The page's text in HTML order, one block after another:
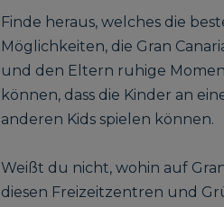
Finde heraus, welches die
Möglichkeiten, die Gran
und den Eltern ruhige
können, dass die Kinder an
anderen Kids spielen können.
Weißt du nicht, wohin auf
diesen Freizeitzentren und